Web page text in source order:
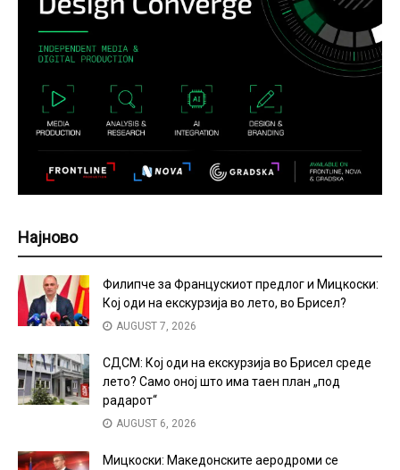
Најново
Филипче за Францускиот предлог и Мицкоски:
Кој оди на екскурзија во лето, во Брисел?
AUGUST 7, 2026
СДСМ: Кој оди на екскурзија во Брисел среде
лето? Само оној што има таен план „под
радарот“
AUGUST 6, 2026
Мицкоски: Македонските аеродроми се